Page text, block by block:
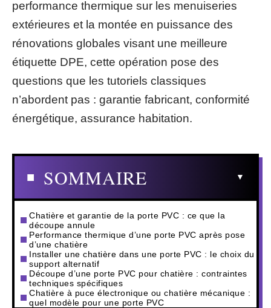
performance thermique sur les menuiseries
extérieures et la montée en puissance des
rénovations globales visant une meilleure
étiquette DPE, cette opération pose des
questions que les tutoriels classiques
n’abordent pas : garantie fabricant, conformité
énergétique, assurance habitation.
SOMMAIRE
Chatière et garantie de la porte PVC : ce que la
découpe annule
Performance thermique d’une porte PVC après pose
d’une chatière
Installer une chatière dans une porte PVC : le choix du
support alternatif
Découpe d’une porte PVC pour chatière : contraintes
techniques spécifiques
Chatière à puce électronique ou chatière mécanique :
quel modèle pour une porte PVC